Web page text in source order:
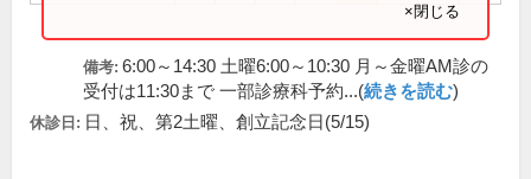
×閉じる
備考: 6:00～14:30 土曜6:00～10:30 月～金曜AM診の
受付は11:30まで 一部診療科予約...(続きを読む)
休診日: 日、祝、第2土曜、創立記念日(5/15)